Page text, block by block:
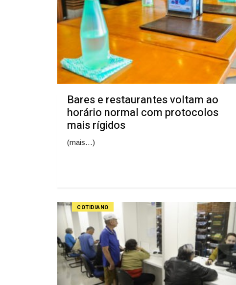
Bares e restaurantes voltam ao
horário normal com protocolos
mais rígidos
(mais…)
COTIDIANO